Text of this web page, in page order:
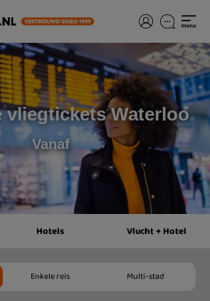
vliegtickets Waterloo
Vanaf